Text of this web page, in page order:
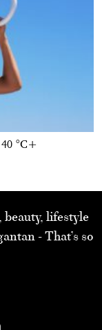
°C+
lifestyle
- That’s so